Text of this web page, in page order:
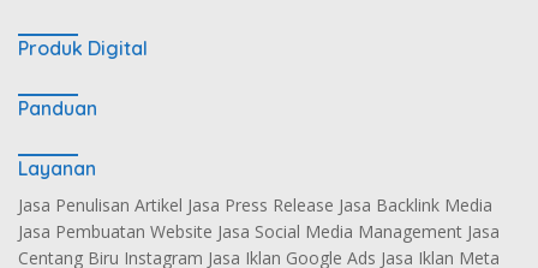
Produk Digital
Panduan
Layanan
Jasa Penulisan Artikel Jasa Press Release Jasa Backlink Media
Jasa Pembuatan Website Jasa Social Media Management Jasa
Centang Biru Instagram Jasa Iklan Google Ads Jasa Iklan Meta